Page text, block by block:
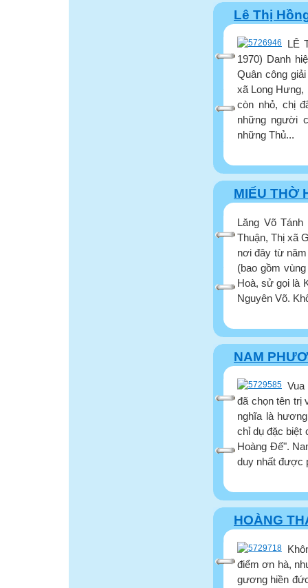
Lê Thị
LÊ
1970) Danh
Quân công
xã Long Hưng,
còn nhỏ, chị
những người
những Thủ...
MIẾU THỜ
Lăng Võ
Thuận, Thị xã
nơi đây từ
(bao gồm
Hoà, sử gọi là
Nguyên Võ.
NAM
đã chọn tên trị
nghĩa là
chỉ dụ đặc biệt
Hoàng Đế".
duy nhất được
HOÀNG
điểm ơn hà,
gương hiền